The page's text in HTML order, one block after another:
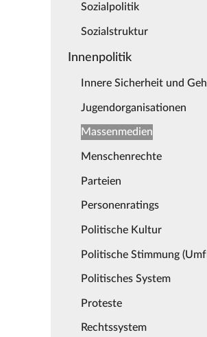
Sozialpolitik
Sozialstruktur
Innenpolitik
Innere Sicherheit und
Jugendorganisationen
Massenmedien
Menschenrechte
Parteien
Personenratings
Politische Kultur
Politische Stimmung
Politisches System
Proteste
Rechtssystem